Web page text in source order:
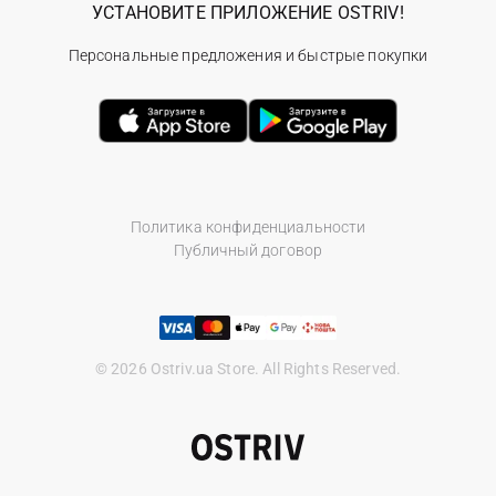
Политика конфиденциальности
Публичный договор
© 2026 Ostriv.ua Store. All Rights Reserved.
УСТАНОВИТЕ ПРИЛОЖЕНИЕ OSTRIV!
Персональные предложения и быстрые покупки